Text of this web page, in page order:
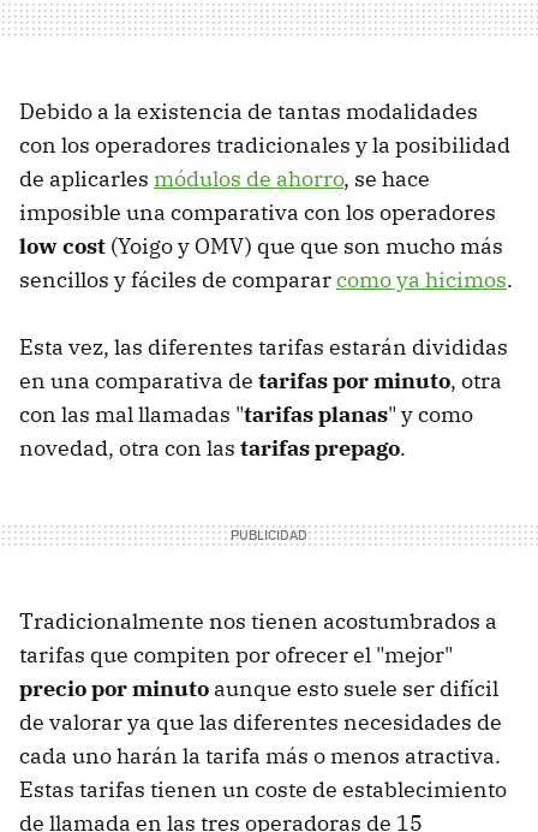
Debido a la existencia de tantas modalidades
con los operadores tradicionales y la posibilidad
de aplicarles módulos de ahorro, se hace
imposible una comparativa con los operadores
low cost (Yoigo y OMV) que que son mucho más
sencillos y fáciles de compararcomo ya hicimos.
Esta vez, las diferentes tarifas estarán divididas
en una comparativa de tarifas por minuto, otra
con las mal llamadas "tarifas planas" y como
novedad, otra con las tarifas prepago.
Tradicionalmente nos tienen acostumbrados a
tarifas que compiten por ofrecer el "mejor"
precio por minuto aunque esto suele ser difícil
de valorar ya que las diferentes necesidades de
cada uno harán la tarifa más o menos atractiva.
Estas tarifas tienen un coste de establecimiento
de llamada en las tres operadoras de 15